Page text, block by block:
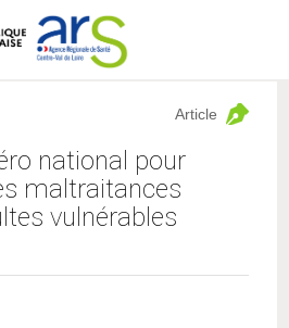
national pour
maltraitances
vulnérables
Article